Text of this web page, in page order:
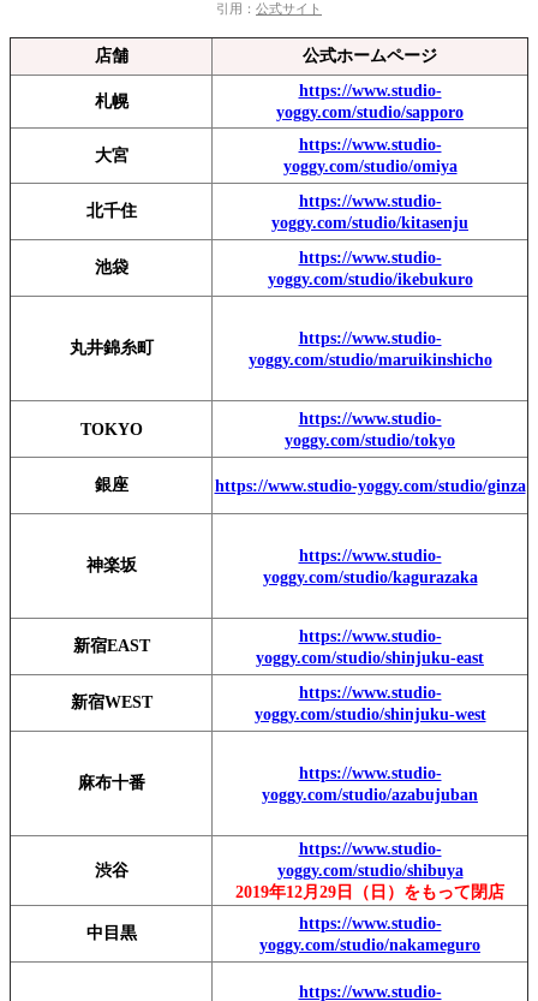
引用： 公式サイト
店舗 公式ホームページ
札幌
https://www.studio-
yoggy.com/studio/sapporo
大宮
https://www.studio-
yoggy.com/studio/omiya
北千住
https://www.studio-
yoggy.com/studio/kitasenju
池袋
https://www.studio-
yoggy.com/studio/ikebukuro
丸井錦糸町
https://www.studio-
yoggy.com/studio/maruikinshicho
TOKYO
https://www.studio-
yoggy.com/studio/tokyo
銀座 https://www.studio-yoggy.com/studio/ginza
神楽坂
https://www.studio-
yoggy.com/studio/kagurazaka
新宿EAST
https://www.studio-
yoggy.com/studio/shinjuku-east
新宿WEST
https://www.studio-
yoggy.com/studio/shinjuku-west
麻布十番
https://www.studio-
yoggy.com/studio/azabujuban
渋谷
https://www.studio-
yoggy.com/studio/shibuya
2019年12月29日（日）をもって閉店
中目黒
https://www.studio-
yoggy.com/studio/nakameguro
https://www.studio-